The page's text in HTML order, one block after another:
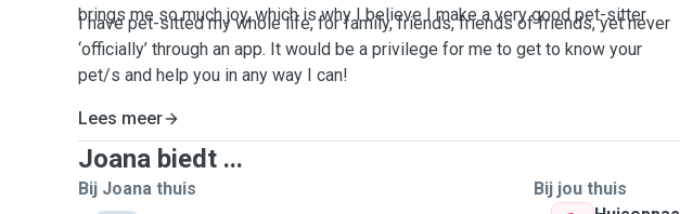
brings me so much joy, which is why I believe I make a very good pet-sitter.
I have pet-sitted my whole life, for family, friends, friends of friends, yet never
‘officially’ through an app. It would be a privilege for me to get to know your
pet/s and help you in any way I can!
Lees meer
Joana biedt ...
Bij Joana thuis
Bij jou thuis